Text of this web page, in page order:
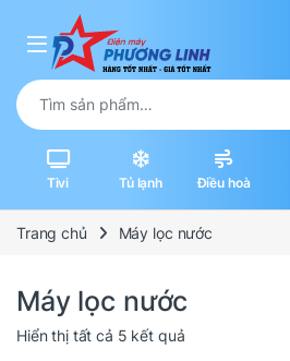
Skip to navigation
Skip to content
Tìm kiếm:
Tivi Tủ lạnh Điều hoà
Trang chủ Máy lọc nước
Máy lọc nước
Hiển thị tất cả 5 kết quảĐược sắp xếp